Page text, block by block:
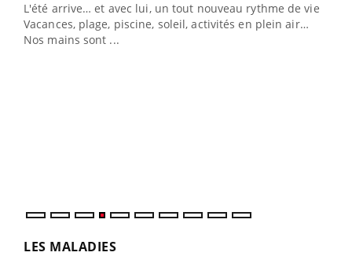
L'été arrive… et avec lui, un tout nouveau rythme de vie !
Vacances, plage, piscine, soleil, activités en plein air…
Nos mains sont ...
LES MALADIES